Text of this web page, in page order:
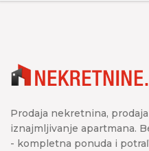
Prodaja nekretnina,
iznajmljivanje apartmana.
- kompletna ponuda i